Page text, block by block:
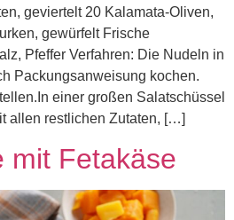
geviertelt 20 Kalamata-Oliven,
gewürfelt Frische
Pfeffer Verfahren: Die Nudeln in
Packungsanweisung kochen.
einer großen Salatschüssel
allen restlichen Zutaten, […]
mit Fetakäse